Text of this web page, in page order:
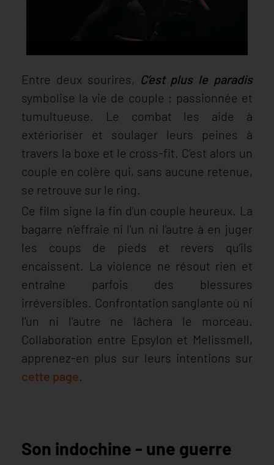
Entre deux sourires, C’est plus le paradis
symbolise la vie de couple : passionnée et
tumultueuse. Le combat les aide à
extérioriser et soulager leurs peines à
travers la boxe et le cross-fit. C’est alors un
couple en colère qui, sans aucune retenue,
se retrouve sur le ring.
Ce film signe la fin d’un couple heureux. La
bagarre n’effraie ni l’un ni l’autre à en juger
les coups de pieds et revers qu’ils
encaissent. La violence ne résout rien et
entraîne parfois des blessures
irréversibles. Confrontation sanglante où ni
l'un ni l'autre ne lâchera le morceau.
Collaboration entre Epsylon et Melissmell,
apprenez-en plus sur leurs intentions sur
cette page.
Son indochine - une guerre